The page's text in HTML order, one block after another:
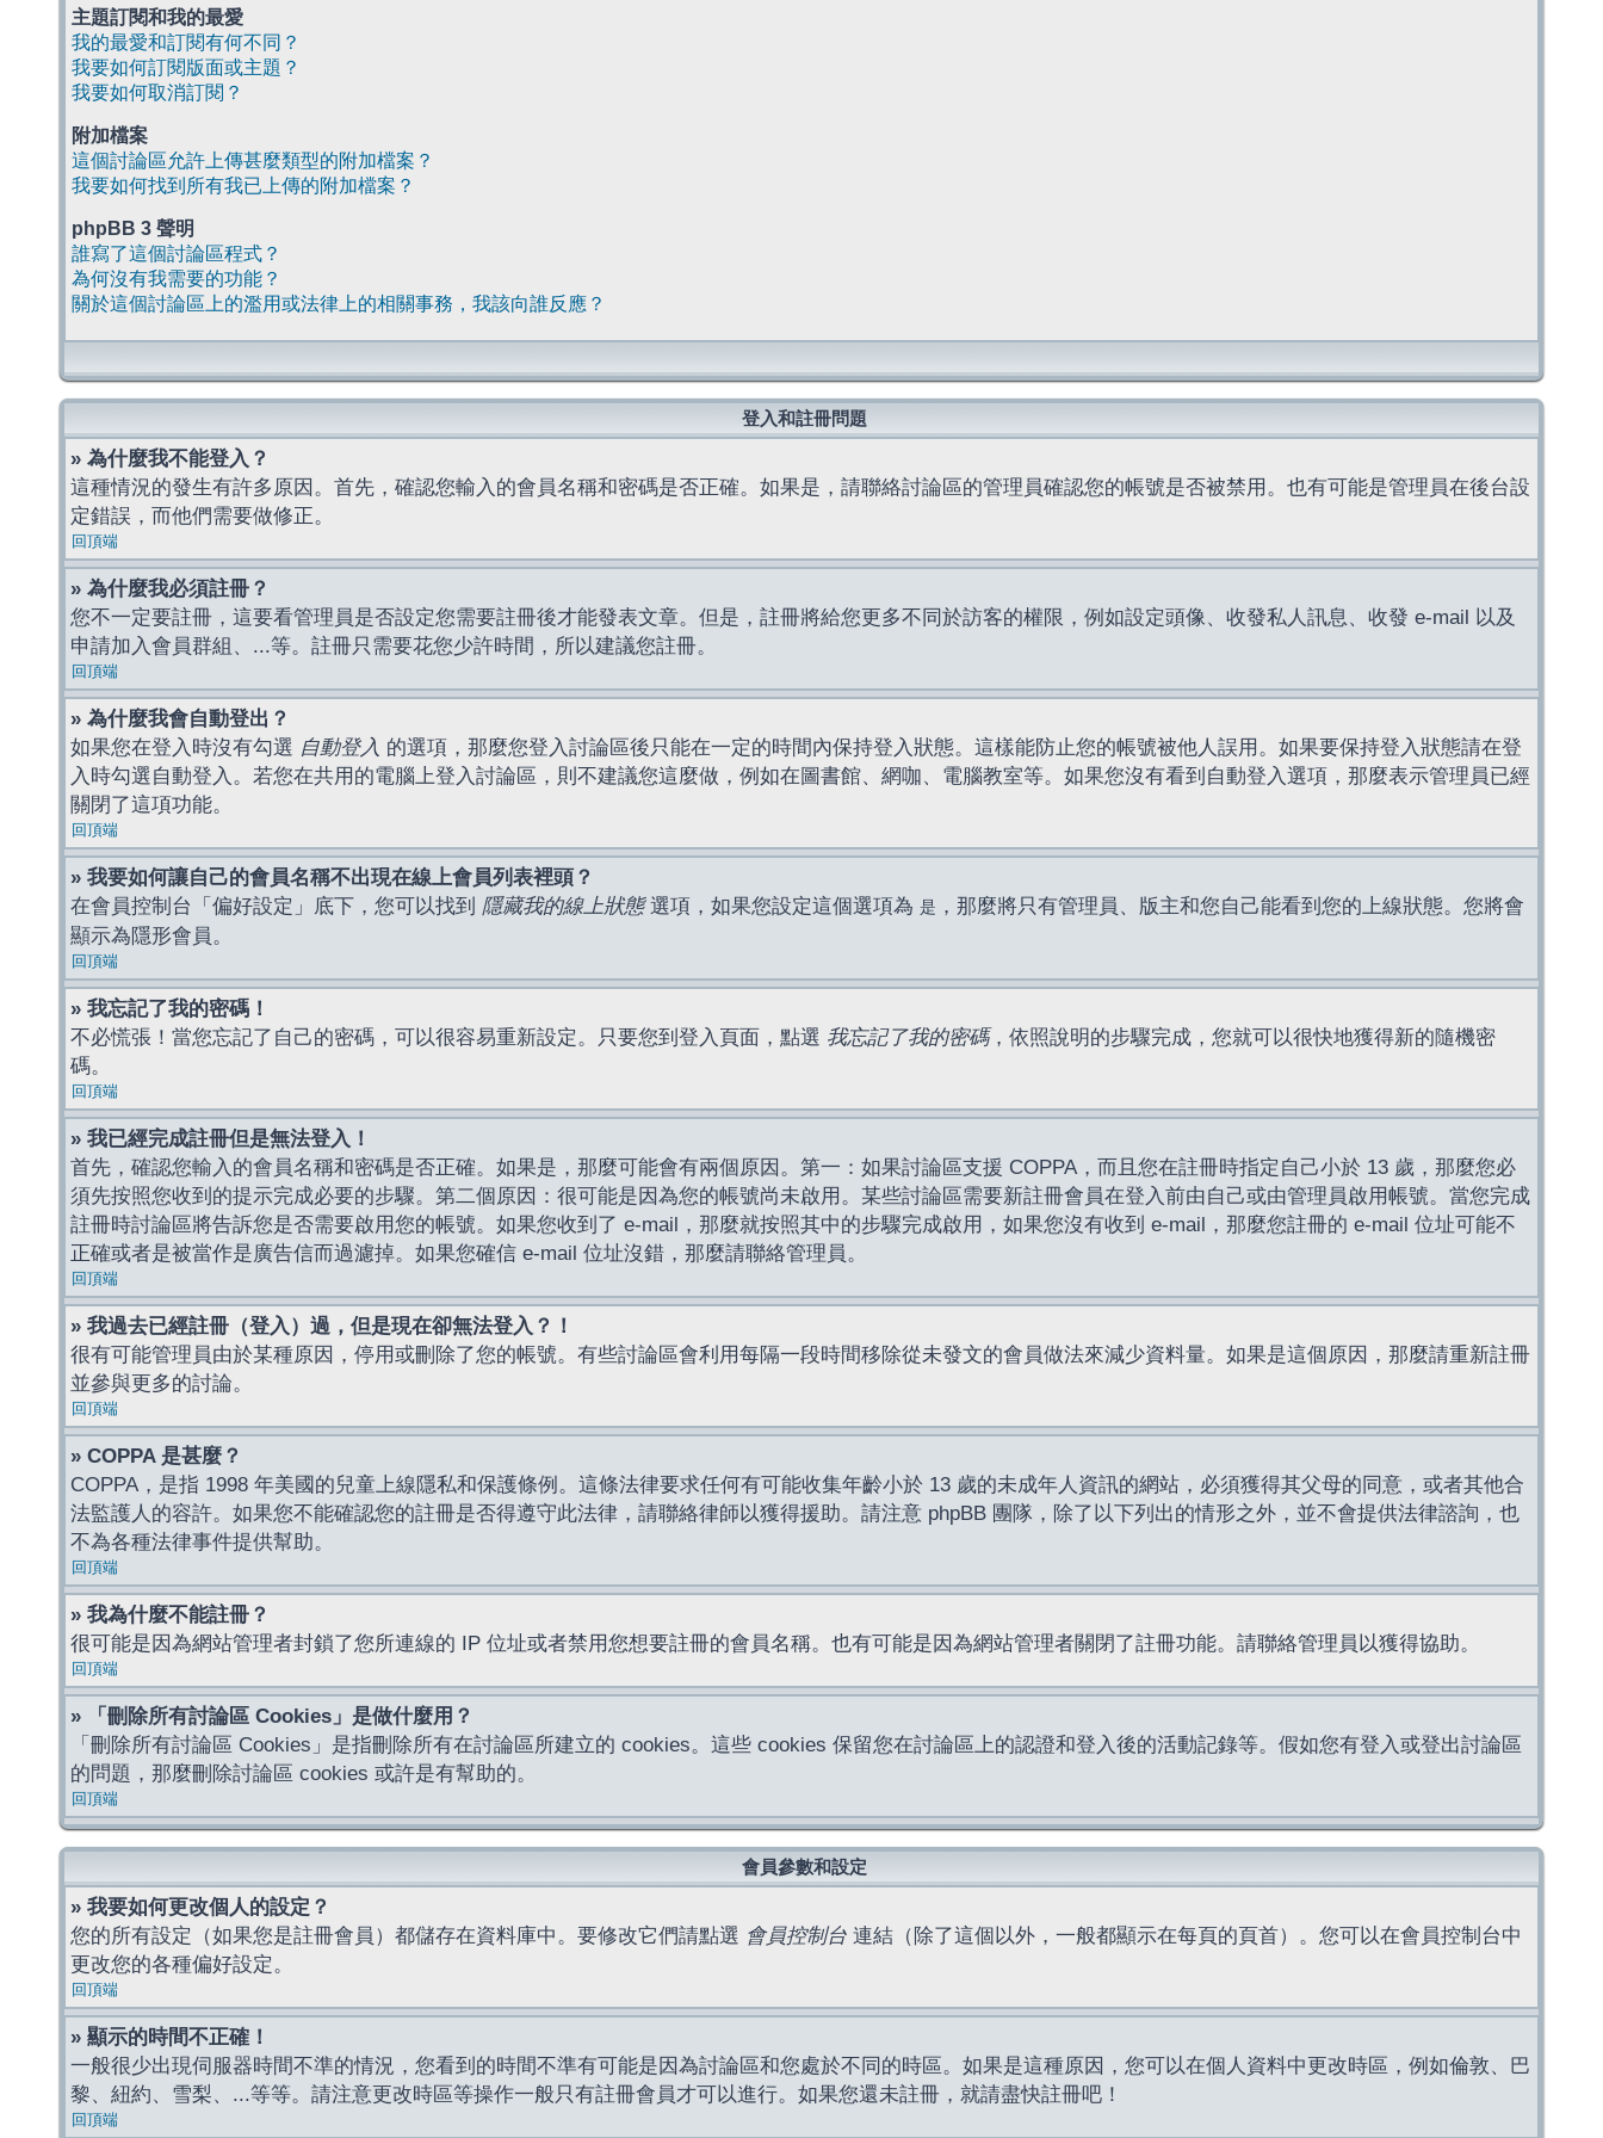
主題訂閱和我的最愛
我的最愛和訂閱有何不同？
我要如何訂閱版面或主題？
我要如何取消訂閱？
附加檔案
這個討論區允許上傳甚麼類型的附加檔案？
我要如何找到所有我已上傳的附加檔案？
phpBB 3 聲明
誰寫了這個討論區程式？
為何沒有我需要的功能？
關於這個討論區上的濫用或法律上的相關事務，我該向誰反應？
登入和註冊問題
» 為什麼我不能登入？
這種情況的發生有許多原因。首先，確認您輸入的會員名稱和密碼是否正確。如果是，請聯絡討論區的管理員確認您的帳號是否被禁用。也有可能是管理員在後台設
定錯誤，而他們需要做修正。
回頂端
» 為什麼我必須註冊？
您不一定要註冊，這要看管理員是否設定您需要註冊後才能發表文章。但是，註冊將給您更多不同於訪客的權限，例如設定頭像、收發私人訊息、收發 e-mail 以及
申請加入會員群組、...等。註冊只需要花您少許時間，所以建議您註冊。
回頂端
» 為什麼我會自動登出？
如果您在登入時沒有勾選 自動登入 的選項，那麼您登入討論區後只能在一定的時間內保持登入狀態。這樣能防止您的帳號被他人誤用。如果要保持登入狀態請在登
入時勾選自動登入。若您在共用的電腦上登入討論區，則不建議您這麼做，例如在圖書館、網咖、電腦教室等。如果您沒有看到自動登入選項，那麼表示管理員已經
關閉了這項功能。
回頂端
» 我要如何讓自己的會員名稱不出現在線上會員列表裡頭？
在會員控制台「偏好設定」底下，您可以找到 隱藏我的線上狀態選項，如果您設定這個選項為 是 ，那麼將只有管理員、版主和您自己能看到您的上線狀態。您將會
顯示為隱形會員。
回頂端
» 我忘記了我的密碼！
不必慌張！當您忘記了自己的密碼，可以很容易重新設定。只要您到登入頁面，點選 我忘記了我的密碼，依照說明的步驟完成，您就可以很快地獲得新的隨機密
碼。
回頂端
» 我已經完成註冊但是無法登入！
首先，確認您輸入的會員名稱和密碼是否正確。如果是，那麼可能會有兩個原因。第一：如果討論區支援 COPPA，而且您在註冊時指定自己小於 13 歲，那麼您必
須先按照您收到的提示完成必要的步驟。第二個原因：很可能是因為您的帳號尚未啟用。某些討論區需要新註冊會員在登入前由自己或由管理員啟用帳號。當您完成
註冊時討論區將告訴您是否需要啟用您的帳號。如果您收到了 e-mail，那麼就按照其中的步驟完成啟用，如果您沒有收到 e-mail，那麼您註冊的 e-mail 位址可能不
正確或者是被當作是廣告信而過濾掉。如果您確信 e-mail 位址沒錯，那麼請聯絡管理員。
回頂端
» 我過去已經註冊（登入）過，但是現在卻無法登入？！
很有可能管理員由於某種原因，停用或刪除了您的帳號。有些討論區會利用每隔一段時間移除從未發文的會員做法來減少資料量。如果是這個原因，那麼請重新註冊
並參與更多的討論。
回頂端
» COPPA 是甚麼？
COPPA，是指 1998 年美國的兒童上線隱私和保護條例。這條法律要求任何有可能收集年齡小於 13 歲的未成年人資訊的網站，必須獲得其父母的同意，或者其他合
法監護人的容許。如果您不能確認您的註冊是否得遵守此法律，請聯絡律師以獲得援助。請注意 phpBB 團隊，除了以下列出的情形之外，並不會提供法律諮詢，也
不為各種法律事件提供幫助。
回頂端
» 我為什麼不能註冊？
很可能是因為網站管理者封鎖了您所連線的 IP 位址或者禁用您想要註冊的會員名稱。也有可能是因為網站管理者關閉了註冊功能。請聯絡管理員以獲得協助。
回頂端
» 「刪除所有討論區 Cookies」是做什麼用？
「刪除所有討論區 Cookies」是指刪除所有在討論區所建立的 cookies。這些 cookies 保留您在討論區上的認證和登入後的活動記錄等。假如您有登入或登出討論區
的問題，那麼刪除討論區 cookies 或許是有幫助的。
回頂端
會員參數和設定
» 我要如何更改個人的設定？
您的所有設定（如果您是註冊會員）都儲存在資料庫中。要修改它們請點選 會員控制台 連結（除了這個以外，一般都顯示在每頁的頁首）。您可以在會員控制台中
更改您的各種偏好設定。
回頂端
» 顯示的時間不正確！
一般很少出現伺服器時間不準的情況，您看到的時間不準有可能是因為討論區和您處於不同的時區。如果是這種原因，您可以在個人資料中更改時區，例如倫敦、巴
黎、紐約、雪梨、...等等。請注意更改時區等操作一般只有註冊會員才可以進行。如果您還未註冊，就請盡快註冊吧！
回頂端